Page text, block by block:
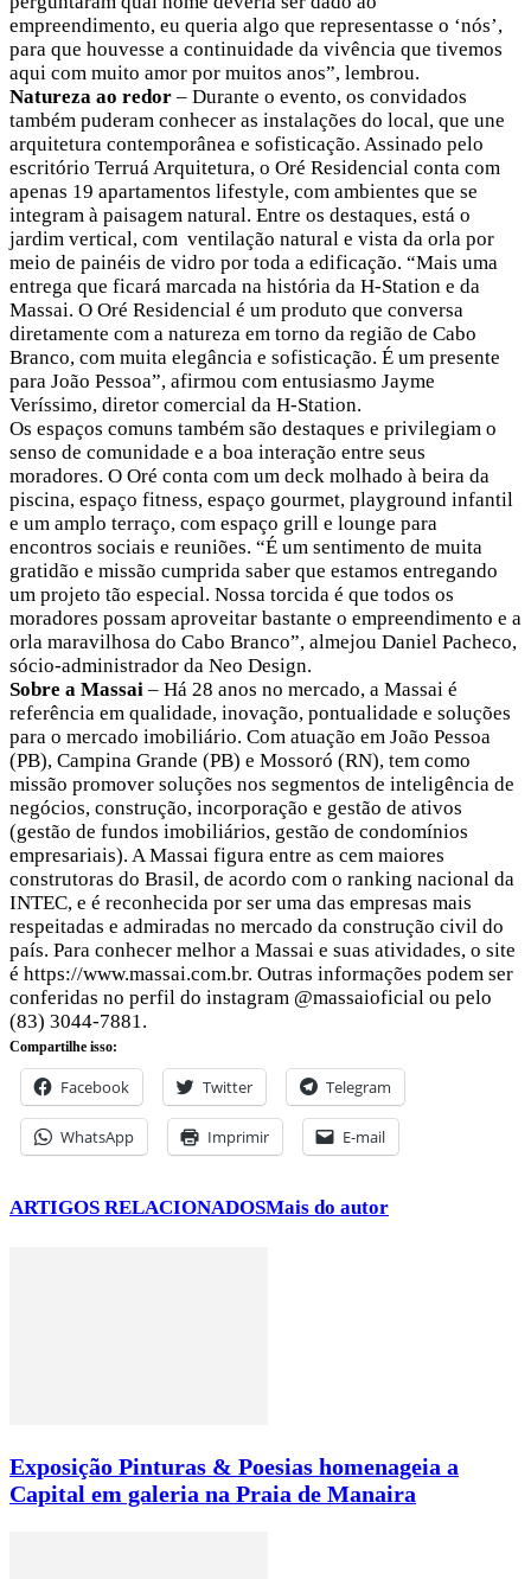
empreendimento, eu queria algo que representasse o ‘nós’,
para que houvesse a continuidade da vivência que tivemos
aqui com muito amor por muitos anos”, lembrou.
Natureza ao redor – Durante o evento, os convidados
também puderam conhecer as instalações do local, que une
arquitetura contemporânea e sofisticação. Assinado pelo
escritório Terruá Arquitetura, o Oré Residencial conta com
apenas 19 apartamentos lifestyle, com ambientes que se
integram à paisagem natural. Entre os destaques, está o
jardim vertical, com ventilação natural e vista da orla por
meio de painéis de vidro por toda a edificação. “Mais uma
entrega que ficará marcada na história da H-Station e da
Massai. O Oré Residencial é um produto que conversa
diretamente com a natureza em torno da região de Cabo
Branco, com muita elegância e sofisticação. É um presente
para João Pessoa”, afirmou com entusiasmo Jayme
Veríssimo, diretor comercial da H-Station.
Os espaços comuns também são destaques e privilegiam o
senso de comunidade e a boa interação entre seus
moradores. O Oré conta com um deck molhado à beira da
piscina, espaço fitness, espaço gourmet, playground infantil
e um amplo terraço, com espaço grill e lounge para
encontros sociais e reuniões. “É um sentimento de muita
gratidão e missão cumprida saber que estamos entregando
um projeto tão especial. Nossa torcida é que todos os
moradores possam aproveitar bastante o empreendimento e a
orla maravilhosa do Cabo Branco”, almejou Daniel Pacheco,
sócio-administrador da Neo Design.
Sobre a Massai – Há 28 anos no mercado, a Massai é
referência em qualidade, inovação, pontualidade e soluções
para o mercado imobiliário. Com atuação em João Pessoa
(PB), Campina Grande (PB) e Mossoró (RN), tem como
missão promover soluções nos segmentos de inteligência de
negócios, construção, incorporação e gestão de ativos
(gestão de fundos imobiliários, gestão de condomínios
empresariais). A Massai figura entre as cem maiores
construtoras do Brasil, de acordo com o ranking nacional da
INTEC, e é reconhecida por ser uma das empresas mais
respeitadas e admiradas no mercado da construção civil do
país. Para conhecer melhor a Massai e suas atividades, o site
é https://www.massai.com.br. Outras informações podem ser
conferidas no perfil do instagram @massaioficial ou pelo
(83) 3044-7881.
Compartilhe isso:
Facebook Twitter Telegram
WhatsApp Imprimir E-mail
ARTIGOS RELACIONADOSMais do autor
Exposição Pinturas & Poesias homenageia a
Capital em galeria na Praia de Manaira